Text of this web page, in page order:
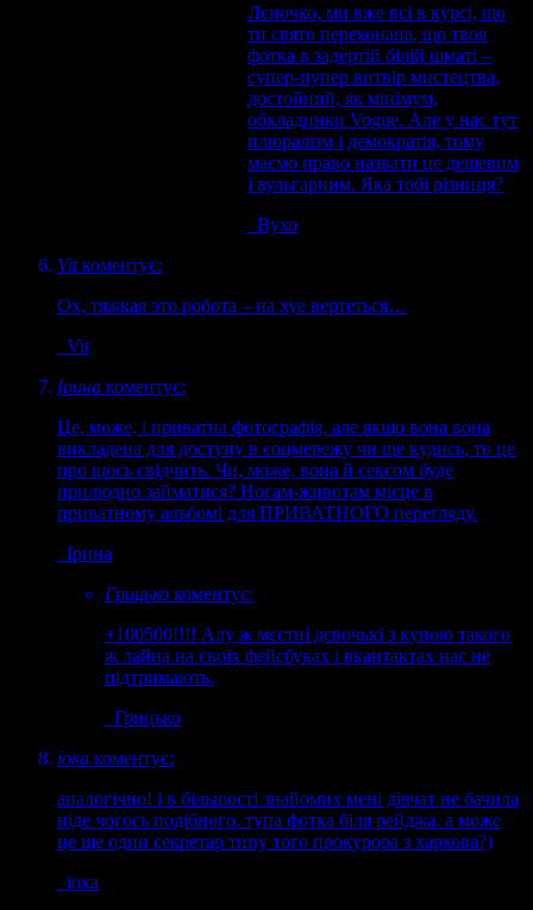
Лєночко, ми вже всі в курсі, що
ти свято переконана, що твоя
фотка в задертій білій шматі –
супер-пупер витвір мистецтва,
достойний, як мінімум,
обкладинки Vogue. Але у нас тут
плюралізм і демократія, тому
маємо право назвати це дешевим
і вульгарним. Яка тобі різниця?
Вухо
Vit коментує:
Ох, тяжкая это робота – на хуе вертеться…
Vit
Ірина коментує:
Це, може, і приватна фотографія, але якщо вона вона
викладена для доступу в соцмережу чи ще кудись, то це
про щось свідчить. Чи, може, вона й сексом буде
прилюдно займатися? Ногам-животам місце в
приватному альбомі для ПРИВАТНОГО перегляду.
Ірина
Грицько коментує:
+100500!!!! Алу ж мєстні дєвочькі з купою такого
ж лайна на своїх фейсбуках і вкантактах нас не
підтримають.
Грицько
їока коментує:
аналогічно! і в більшості знайомих мені дівчат не бачила
ніде чогось подібного. тупа фотка біля рейджа. а може
це ще один секретар типу того прокурора з харкова?)
їока